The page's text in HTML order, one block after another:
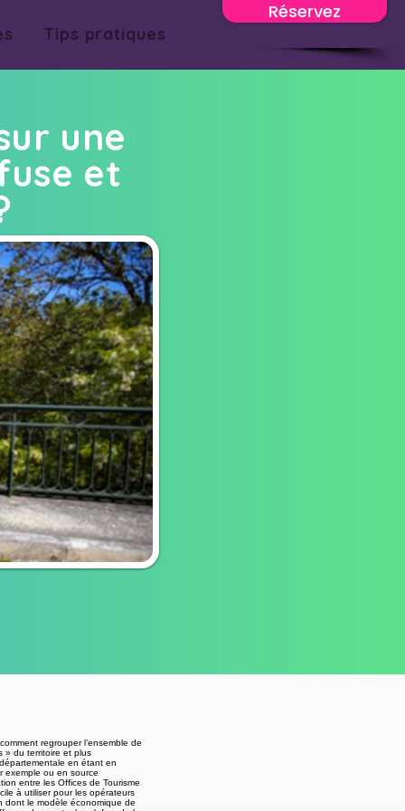
Réservez
Tips pratiques
une
et
regrouper l’ensemble de
» du territoire et plus
en étant en
exemple ou en source
entre les Offices de Tourisme
à utiliser pour les opérateurs
dont le modèle économique de